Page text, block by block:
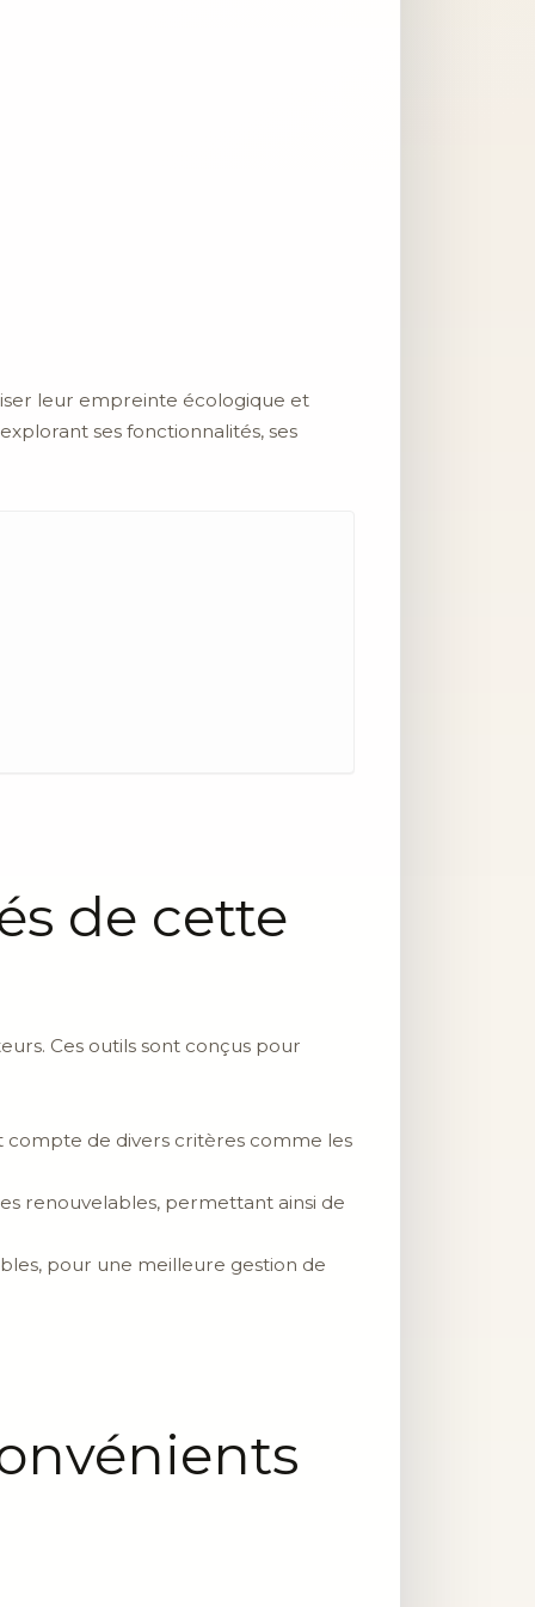
leur empreinte écologique et
ses fonctionnalités, ses
de cette
Ces outils sont conçus pour
de divers critères comme les
renouvelables, permettant ainsi de
pour une meilleure gestion de